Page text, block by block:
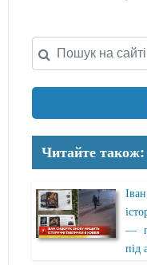
Читайте також:
—
під